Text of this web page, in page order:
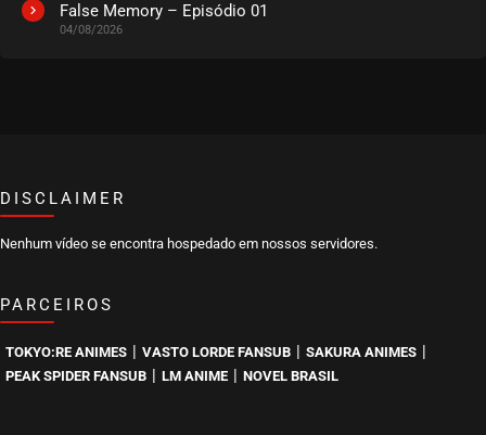
False Memory – Episódio 01
04/08/2026
DISCLAIMER
Nenhum vídeo se encontra hospedado em nossos servidores.
PARCEIROS
TOKYO:RE ANIMES VASTO LORDE FANSUB SAKURA ANIMES
PEAK SPIDER FANSUB LM ANIME NOVEL BRASIL